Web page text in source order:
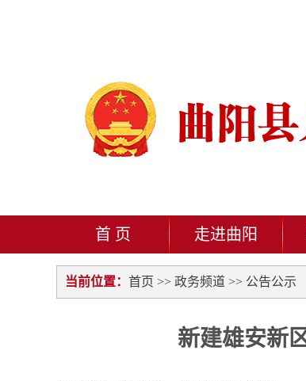
首 页 走进曲阳
当前位置： 首页 >> 政务频道 >> 公告公示
新建雄安新